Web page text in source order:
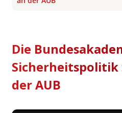
Die
Sicherheitspolitik
der AUB